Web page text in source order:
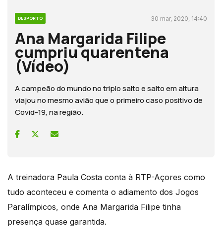
DESPORTO 30 mar, 2020, 14:40
Ana Margarida Filipe
cumpriu quarentena
(Vídeo)
A campeão do mundo no triplo salto e salto em altura
viajou no mesmo avião que o primeiro caso positivo de
Covid-19, na região.
A treinadora Paula Costa conta à RTP-Açores como
tudo aconteceu e comenta o adiamento dos Jogos
Paralímpicos, onde Ana Margarida Filipe tinha
presença quase garantida.